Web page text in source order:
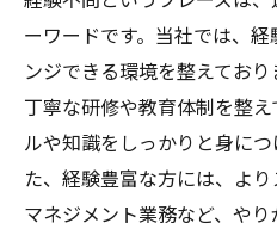
ーワードです。当社では、
ンジできる環境を整えており
丁寧な研修や教育体制を整
ルや知識をしっかりと身に
た、経験豊富な方には、よ
マネジメント業務など、や